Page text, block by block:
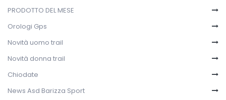
PRODOTTO DEL MESE
Orologi Gps
Novità uomo trail
Novità donna trail
Chiodate
News Asd Barizza Sport